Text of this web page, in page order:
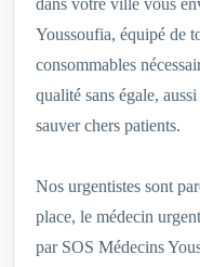
dans votre ville vous
Youssoufia, équipé de
consommables
qualité sans égale,
sauver chers patients.
Nos urgentistes sont
place, le médecin
par SOS Médecins